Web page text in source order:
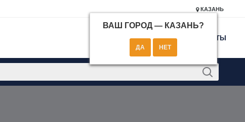
КАЗАНЬ
ВАШ ГОРОД — КАЗАНЬ?
КОНТАКТЫ